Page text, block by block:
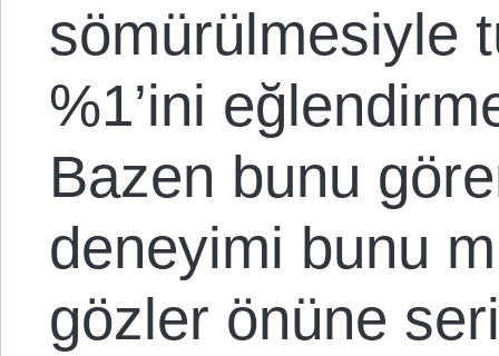
sömürülmesiyle
%1’ini
Bazen bunu
deneyimi bunu
gözler önüne